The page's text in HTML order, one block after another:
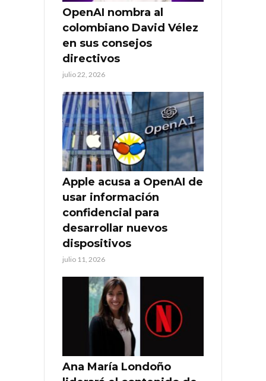
OpenAI nombra al
colombiano David Vélez
en sus consejos
directivos
julio 22, 2026
Apple acusa a OpenAI de
usar información
confidencial para
desarrollar nuevos
dispositivos
julio 11, 2026
Ana María Londoño